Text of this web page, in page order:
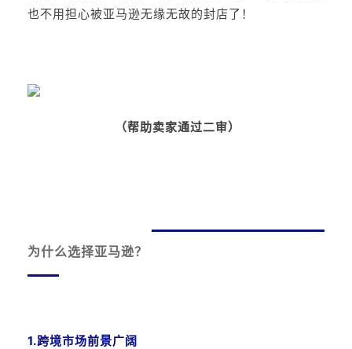
也不用担心被亚马逊无缘无故的封店了！
（帮助卖家通过二审）
为什么选择亚马逊？
1.跨境市场前景广阔